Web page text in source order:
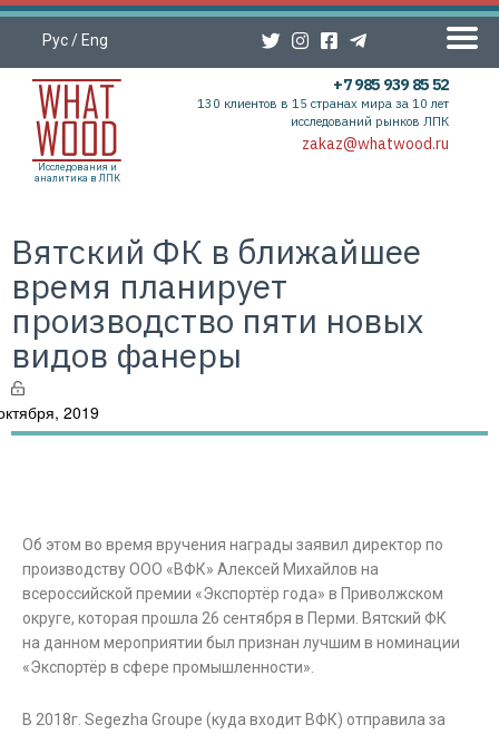
Рус/ Eng
Исследования и
аналитика в ЛПК
+7 985 939 85 52
130 клиентов в 15 странах мира за 10 лет
исследований рынков ЛПК
zakaz@whatwood.ru
Вятский ФК в ближайшее
время планирует
производство пяти новых
видов фанеры
2019
Об этом во время вручения награды заявил директор по
производству ООО «ВФК» Алексей Михайлов на
всероссийской премии «Экспортёр года» в Приволжском
округе, которая прошла 26 сентября в Перми. Вятский ФК
на данном мероприятии был признан лучшим в номинации
«Экспортёр в сфере промышленности».
В 2018г. Segezha Groupe (куда входит ВФК) отправила за